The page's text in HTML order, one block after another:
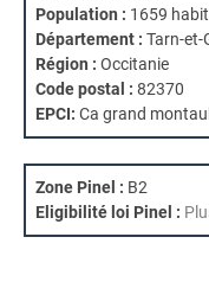
Population : 1659
Département : Tarn-et-
Région : Occitanie
Code postal : 82370
EPCI: Ca grand
Zone Pinel : B2
Eligibilité loi Pinel :